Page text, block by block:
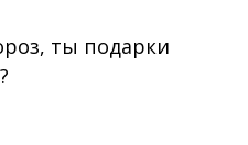
ты подарки